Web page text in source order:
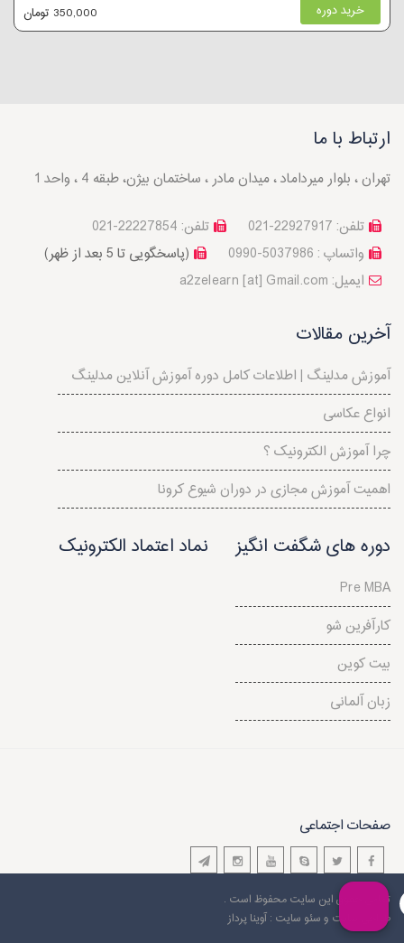
خرید دوره 350,000 تومان
ارتباط با ما
تهران ، بلوار میرداماد ، میدان مادر ، ساختمان بیژن، طبقه 4 ، واحد 1
تلفن: 22227854-021
تلفن: 22927917-021
(پاسخگویی تا 5 بعد از ظهر)
واتساپ : 5037986-0990
a2zelearn [at] Gmail.com :ایمیل
آخرین مقالات
آموزش مدلینگ | اطلاعات کامل دوره آموزش آنلاین مدلینگ
انواع عکاسی
چرا آموزش الکترونیک ؟
اهمیت آموزش مجازی در دوران شیوع کرونا
دوره های شگفت انگیز
Pre MBA
کارآفرین شو
بیت کوین
زبان آلمانی
نماد اعتماد الکترونیک
صفحات اجتماعی
تمامی حقوق این سایت محفوظ است .
طراحی سایت و سئو سایت : آوینا پرداز